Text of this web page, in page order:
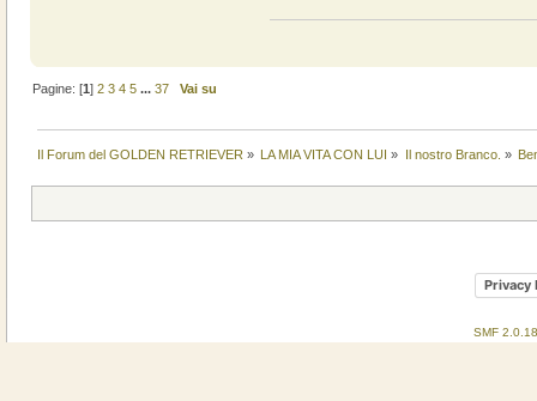
Pagine: [1]2 3 4 5 ...37 Vai su
Il Forum del GOLDEN RETRIEVER » LA MIA VITA CON LUI » Il nostro Branco. »
Privacy
SMF 2.0.18